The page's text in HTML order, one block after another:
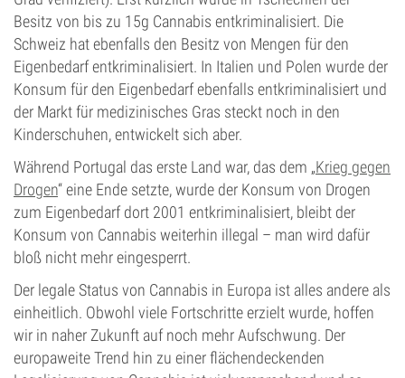
Besitz von bis zu 15g Cannabis entkriminalisiert. Die
Schweiz hat ebenfalls den Besitz von Mengen für den
Eigenbedarf entkriminalisiert. In Italien und Polen wurde der
Konsum für den Eigenbedarf ebenfalls entkriminalisiert und
der Markt für medizinisches Gras steckt noch in den
Kinderschuhen, entwickelt sich aber.
Während Portugal das erste Land war, das dem „Krieg gegen
Drogen“ eine Ende setzte, wurde der Konsum von Drogen
zum Eigenbedarf dort 2001 entkriminalisiert, bleibt der
Konsum von Cannabis weiterhin illegal – man wird dafür
bloß nicht mehr eingesperrt.
Der legale Status von Cannabis in Europa ist alles andere als
einheitlich. Obwohl viele Fortschritte erzielt wurde, hoffen
wir in naher Zukunft auf noch mehr Aufschwung. Der
europaweite Trend hin zu einer flächendeckenden